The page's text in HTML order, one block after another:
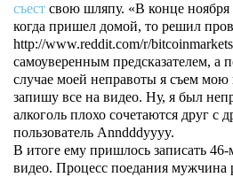
съест свою шляпу. «В конце ноября
когда пришел домой, то решил
http://www.reddit.com/r/
самоуверенным предсказателем, а
случае моей неправоты я съем
запишу все на видео. Ну, я был
алкоголь плохо сочетаются друг с
пользователь Anndddyyyy.
В итоге ему пришлось записать
видео. Процесс поедания мужчина